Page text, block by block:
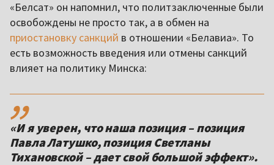
«Белсат» он напомнил, что политзаключенные были
освобождены не просто так, а в обмен на
приостановку санкций в отношении «Белавиа». То
есть возможность введения или отмены санкций
влияет на политику Минска:
,,
«И я уверен, что наша позиция – позиция
Павла Латушко, позиция Светланы
Тихановской – дает свой большой эффект».